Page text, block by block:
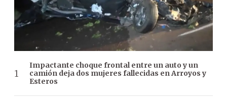
Impactante choque frontal entre un auto y un
camión deja dos mujeres fallecidas en Arroyos y
Esteros